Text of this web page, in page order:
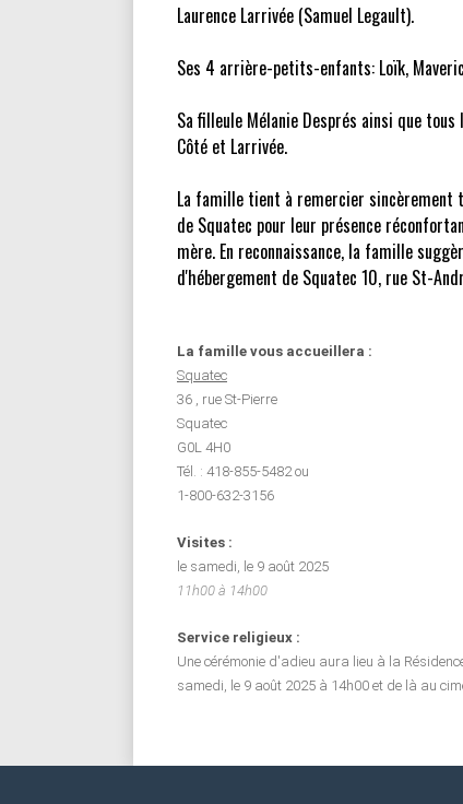
Laurence Larrivée (Samuel Legault).
Ses 4 arrière-petits-enfants: Loïk,
Sa filleule Mélanie Després ainsi que
Côté et Larrivée.
La famille tient à remercier sincèrement
de Squatec pour leur présence
mère. En reconnaissance, la famille
d'hébergement de Squatec 10, rue St-
La famille vous accueillera :
Squatec
36 , rue St-Pierre
Squatec
G0L 4H0
Tél. : 418-855-5482 ou
1-800-632-3156
Visites :
le samedi, le 9 août 2025
11h00 à 14h00
Service religieux :
Une cérémonie d'adieu aura lieu à la
samedi, le 9 août 2025 à 14h00 et de là au